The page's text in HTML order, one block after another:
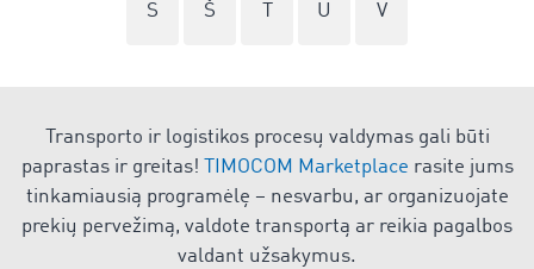
S Š U V
Transporto ir logistikos procesų valdymas gali būti
paprastas ir greitas!
TIMOCOM Marketplace rasite jums
tinkamiausią programėlę – nesvarbu, ar organizuojate
prekių pervežimą, valdote transportą ar reikia pagalbos
valdant užsakymus.